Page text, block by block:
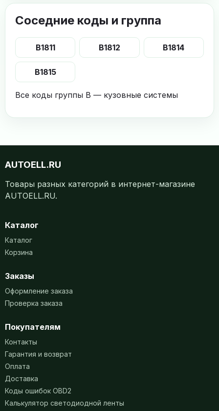
Соседние коды и группа
B1811 B1812 B1814
B1815
Все коды группы B — кузовные системы
AUTOELL.RU
Товары разных категорий в интернет-магазине
AUTOELL.RU.
Каталог
Каталог
Корзина
Заказы
Оформление заказа
Проверка заказа
Покупателям
Контакты
Гарантия и возврат
Оплата
Доставка
Коды ошибок OBD2
Калькулятор светодиодной ленты